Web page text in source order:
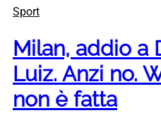
Sport
Milan, addio a
Luiz. Anzi no.
non è fatta